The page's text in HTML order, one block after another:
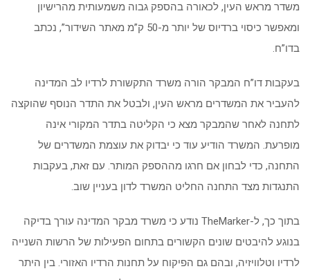
משדר מראש העין, לכאורה בהספק גבוה משמעותית מהרישיון
ומאפשר כיסוי ברדיוס של יותר מ-50 ק”מ מאתר השידור”, נכתב
בדו”ח.
בעקבות דו”ח המבקר הורה משרד התקשורת לרדיו לב המדינה
להעביר את המשדרים מראש העין, ולבטל את התדר הנוסף שהוקצה
לתחנה לאחר שהמבקר מצא כי הקליטה בתדר המקורי אינה
מופרעת. המשרד הודיע עוד כי יבדוק את עוצמת המשדרים של
התחנה, כדי לבחון אם חרגו מההספק המותר. עם זאת, בעקבות
התנגדות מצד התחנה החליט המשרד לדון בעניין שוב.
בתוך כך, ל-TheMarker נודע כי משרד מבקר המדינה עורך בדיקה
בנוגע להיבטים שונים הקשורים בתחום הפעילות של הרשות השנייה
לרדיו וטלוויזיה, ובהם גם הפיקוח על תחנות הרדיו האזורי. בין היתר